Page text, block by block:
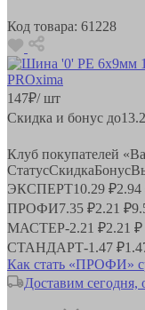
Код товара: 61228
147₽/ шт
Скидка и бонус до
Клуб покупателей
СтатусСкидкаБонус
ЭКСПЕРТ10.29 ₽2.94
ПРОФИ7.35 ₽2.21 ₽
МАСТЕР-2.21 ₽2.21 ₽
СТАНДАРТ-1.47 ₽
Как стать «ПРОФИ»
Доставим сегодня,